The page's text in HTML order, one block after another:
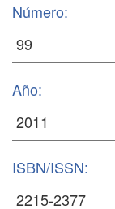
Número:
Año:
ISBN/ISSN: